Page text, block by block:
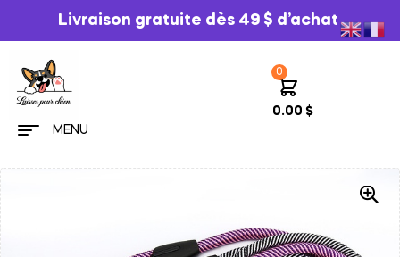
Livraison gratuite dès 49 $ d’achat
MENU
0
0.00$